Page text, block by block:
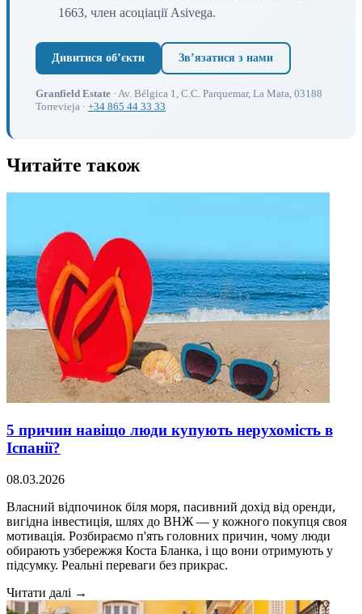
1663, член асоціації Asivega.
Дивитися обʼєкти Звʼязатися з нами
Granfield Estate · Av. Bélgica 1, C.C. Parquemar, La Mata, 03188
Torrevieja · +34 865 44 33 33
Читайте також
5 причин навіщо люди купують нерухомість в
Іспанії?
08.03.2026
Власний відпочинок біля моря, пасивний дохід від оренди,
вигідна інвестиція, шлях до ВНЖ — у кожного покупця своя
мотивація. Розбираємо п'ять головних причин, чому люди
обирають узбережжя Коста Бланка, і що вони отримують у
підсумку. Реальні переваги без прикрас.
Читати далі →